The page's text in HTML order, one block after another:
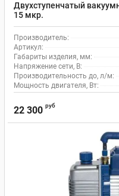
Двухступенчатый
15 мкр.
Производитель:
Артикул:
Габариты изделия, мм:
Напряжение сети, В:
Производительность до, л/м:
Мощность двигателя, Вт:
22 300 руб